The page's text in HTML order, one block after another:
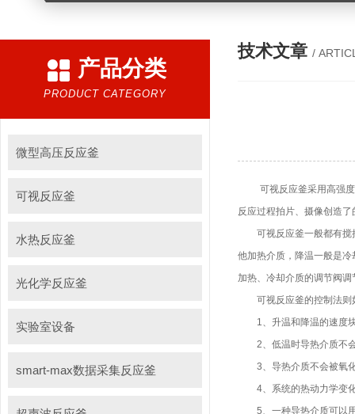
产品分类
PRODUCT CATEGORY
微型高压反应釜
可视反应釜
水热反应釜
光化学反应釜
实验室设备
smart-max数据采集反应釜
技术文章 /
可视反应釜采用高强度
反应过程拍片、摄像创造
可视反应釜一般都有搅拌
他加热介质，降温一般是
加热、冷却介质的调节阀
可视反应釜的控制法则
1、升温和降温的速度块
2、低温时导热介质不
3、导热介质不会被氧化
4、系统的热动力学变化
5、一种导热介质可以